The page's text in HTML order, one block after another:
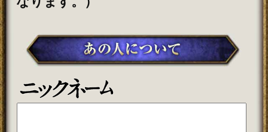
会員の方はログインをしてからご購
会員登録（無料）すると、本格占いメニ
ューを会員特別割引価格でご購入いただ
けます。
今すぐ会員登録する
占う前に内容のご確認をお願いします。